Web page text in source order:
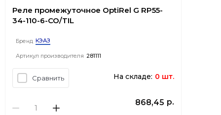
Реле промежуточное OptiRel G RP55-
34-110-6-CO/TIL
Бренд КЭАЗ
Артикул производителя 281111
Сравнить На складе: 0 шт.
868,45 р.